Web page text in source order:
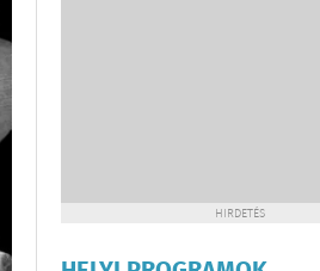
HIRDETÉS